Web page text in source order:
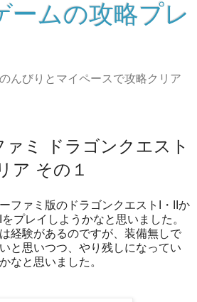
ームの攻略プレ
んびりとマイペースで攻略クリア
ァミ ドラゴンクエスト
ア その１
ファミ版のドラゴンクエストI・IIか
プレイしようかなと思いました。
経験があるのですが、装備無しで
と思いつつ、やり残しになってい
なと思いました。